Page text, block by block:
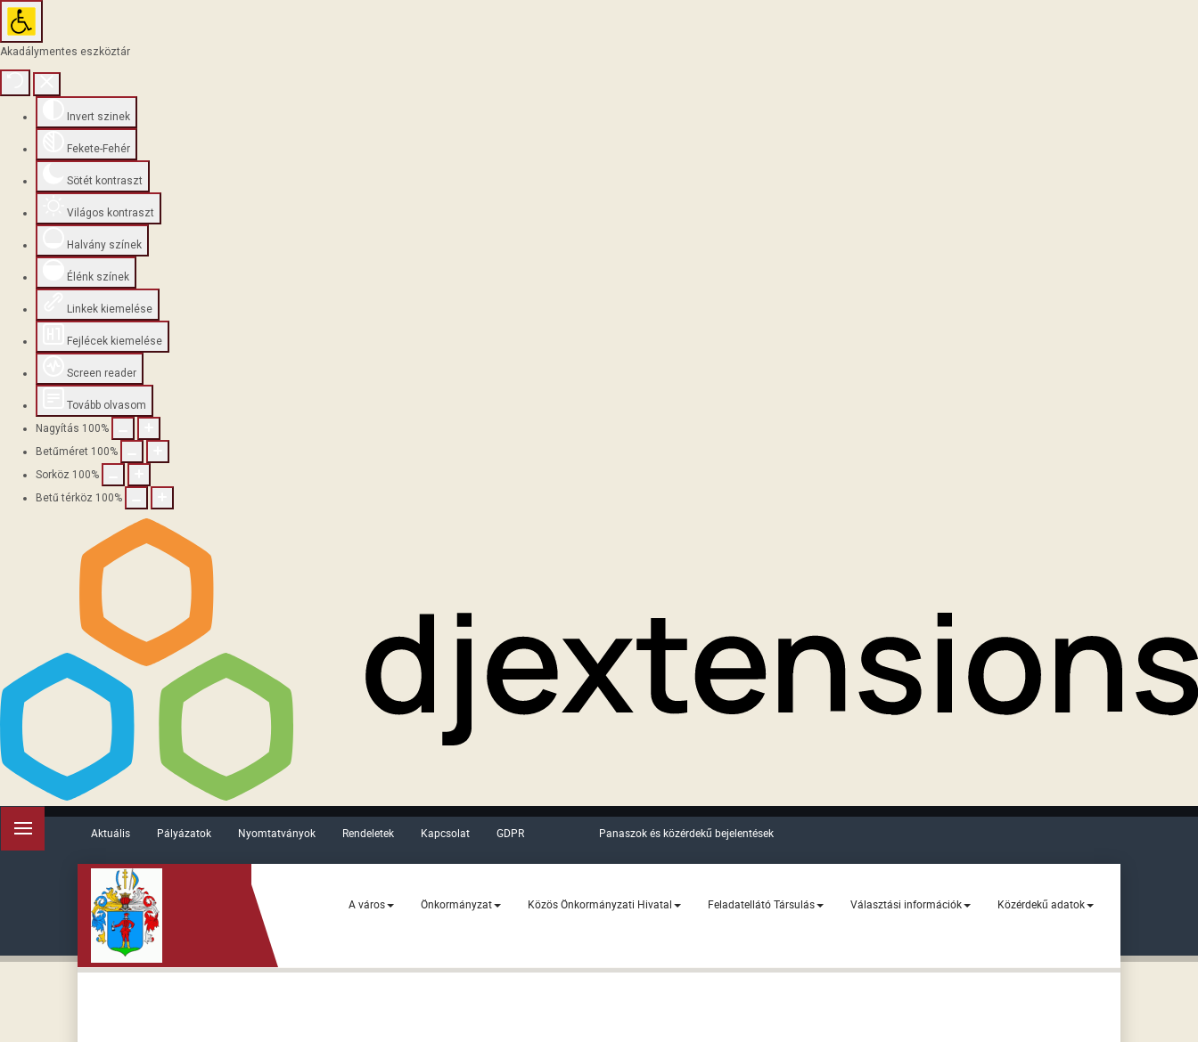
Akadálymentes eszköztár
Invert szinek
Fekete-Fehér
Sötét kontraszt
Világos kontraszt
Halvány színek
Élénk színek
Linkek kiemelése
Fejlécek kiemelése
Screen reader
Tovább olvasom
Nagyítás 100%
Betűméret 100%
Sorköz 100%
Betű térköz 100%
Aktuális Pályázatok Nyomtatványok Rendeletek Kapcsolat GDPR Panaszok és közérdekű bejelentések
A város Önkormányzat Közös Önkormányzati Hivatal Feladatellátó Társulás Választási információk Közérdekű adatok